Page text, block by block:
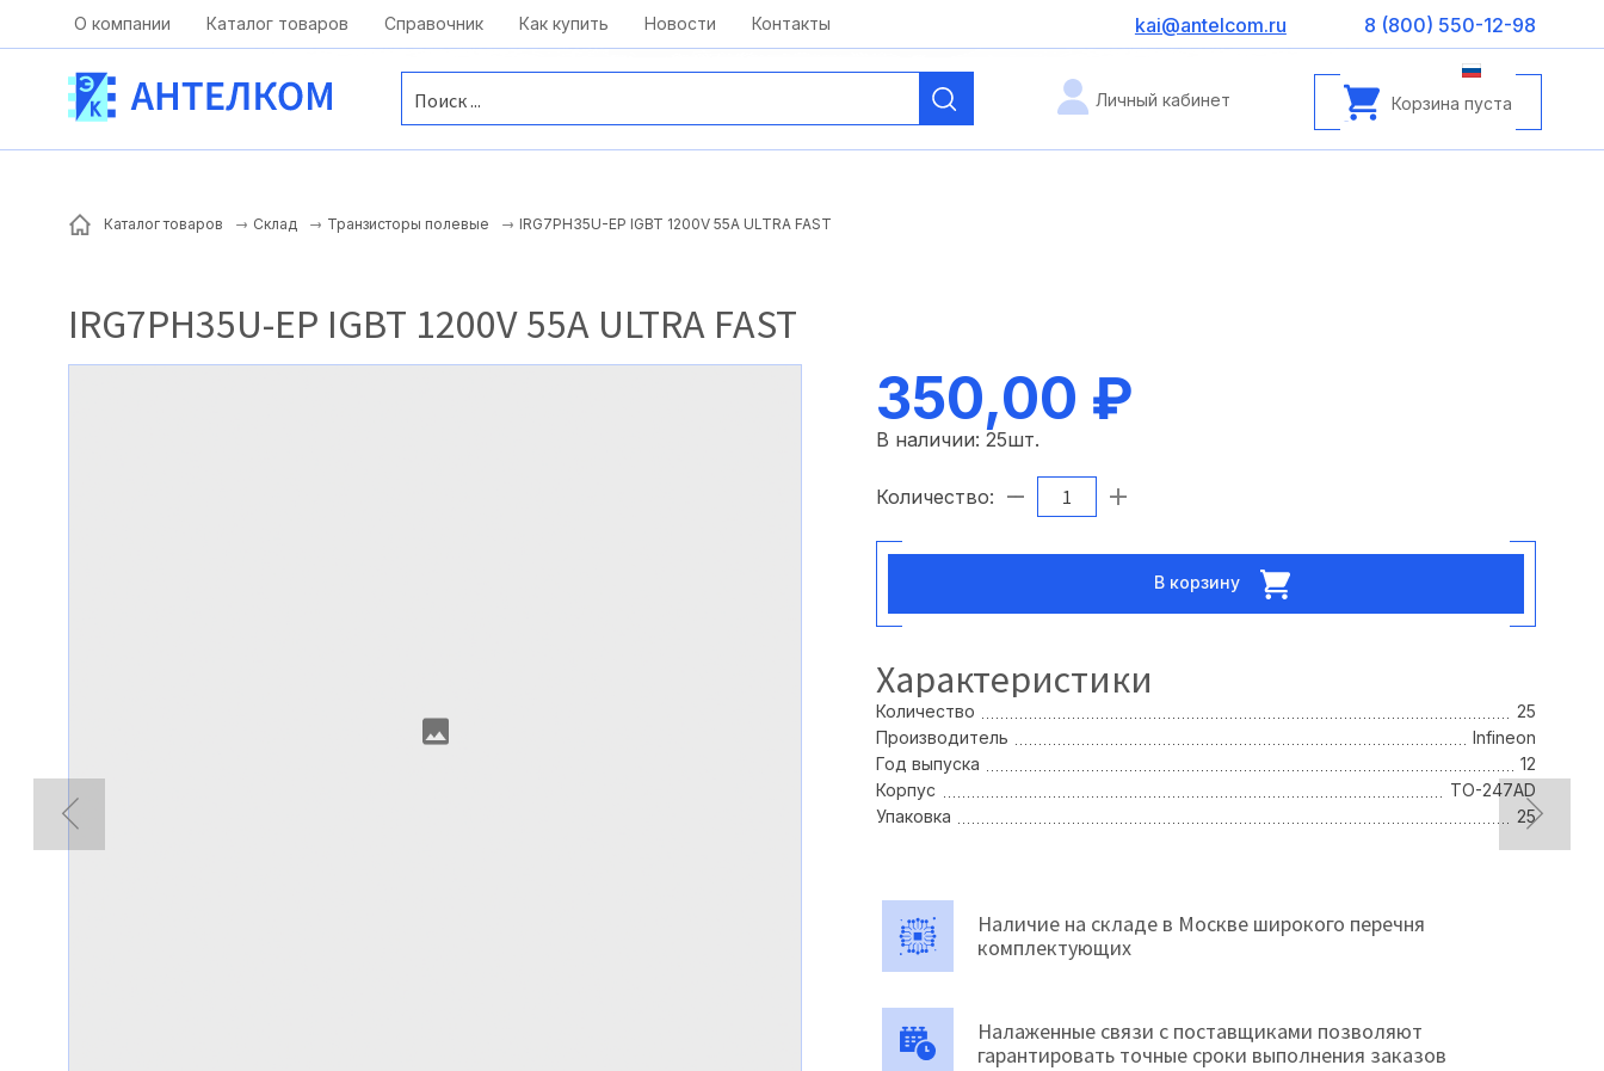
kai@antelcom.ru
Москва, ул. Московская, д.1 офис 1 c 08:00 до 20:00
О компании Каталог товаров Справочник Как купить Новости Контакты 8 (800) 550-12-98
kai@antelcom.ru
Корзина пуста
Личный кабинет
Каталог товаров Склад Транзисторы полевые IRG7PH35U-EP IGBT 1200V 55A ULTRA FAST
IRG7PH35U-EP IGBT 1200V 55A ULTRA FAST
350,00 ₽
В наличии: 25шт.
Количество:
В корзину
Характеристики
Количество
25
Производитель
Infineon
Год выпуска
12
Корпус
ТО-247AD
Упаковка
25
Наличие на складе в Москве широкого перечня
комплектующих
Налаженные связи с поставщиками позволяют
гарантировать точные сроки выполнения заказов